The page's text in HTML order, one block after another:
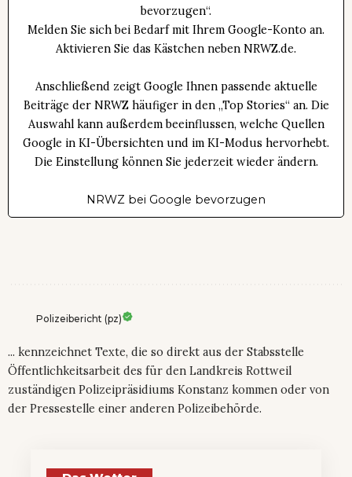
bevorzugen“.
Melden Sie sich bei Bedarf mit Ihrem Google-Konto an.
Aktivieren Sie das Kästchen neben NRWZ.de.
Anschließend zeigt Google Ihnen passende aktuelle
Beiträge der NRWZ häufiger in den „Top Stories“ an. Die
Auswahl kann außerdem beeinflussen, welche Quellen
Google in KI-Übersichten und im KI-Modus hervorhebt.
Die Einstellung können Sie jederzeit wieder ändern.
NRWZ bei Google bevorzugen
Polizeibericht (pz)
... kennzeichnet Texte, die so direkt aus der Stabsstelle
Öffentlichkeitsarbeit des für den Landkreis Rottweil
zuständigen Polizeipräsidiums Konstanz kommen oder von
der Pressestelle einer anderen Polizeibehörde.